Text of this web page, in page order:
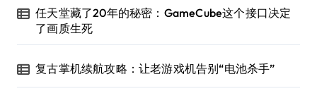
任天堂藏了20年的秘密：GameCube这个接口决定
了画质生死
复古掌机续航攻略：让老游戏机告别“电池杀手”